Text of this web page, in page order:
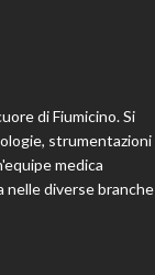
di Fiumicino. Si
strumentazioni
medica
nelle diverse branche